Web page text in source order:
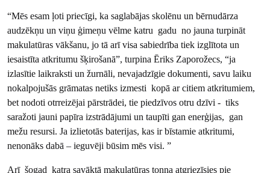
“Mēs esam ļoti priecīgi, ka saglabājas skolēnu un bērnudārza
audzēkņu un viņu ģimeņu vēlme katru gadu no jauna turpināt
makulatūras vākšanu, jo tā arī visa sabiedrība tiek izglītota un
iesaistīta atkritumu šķirošanā”, turpina Ēriks Zaporožecs, “ja
izlasītie laikraksti un žurnāli, nevajadzīgie dokumenti, savu laiku
nokalpojušās grāmatas netiks izmesti kopā ar citiem atkritumiem,
bet nodoti otrreizējai pārstrādei, tie piedzīvos otru dzīvi - tiks
saražoti jauni papīra izstrādājumi un taupīti gan enerģijas, gan
mežu resursi. Ja izlietotās baterijas, kas ir bīstamie atkritumi,
nenonāks dabā – ieguvēji būsim mēs visi. ”
Arī šogad katra savāktā makulatūras tonna atgriezīsies pie